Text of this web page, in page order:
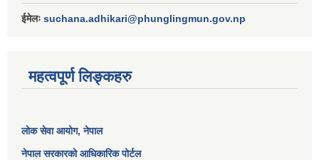
ईमेलः suchana.adhikari@phunglingmun.gov.np
महत्वपूर्ण लिङ्कहरु
लोक सेवा आयोग, नेपाल
नेपाल सरकारको आधिकारिक पोर्टल